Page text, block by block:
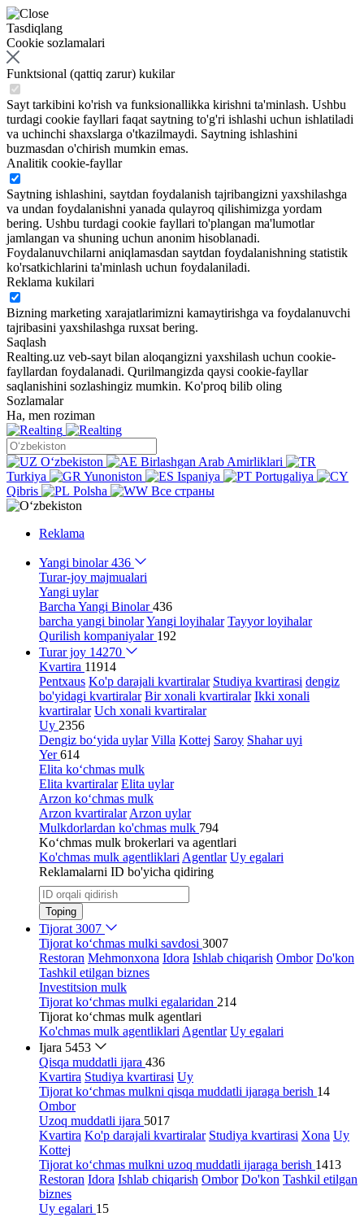
Tasdiqlang
Cookie sozlamalari
Funktsional (qattiq zarur) kukilar
Sayt tarkibini ko'rish va funksionallikka kirishni ta'minlash. Ushbu
turdagi cookie fayllari faqat saytning to'g'ri ishlashi uchun ishlatiladi
va uchinchi shaxslarga o'tkazilmaydi. Saytning ishlashini
buzmasdan o'chirish mumkin emas.
Analitik cookie-fayllar
Saytning ishlashini, saytdan foydalanish tajribangizni yaxshilashga
va undan foydalanishni yanada qulayroq qilishimizga yordam
bering. Ushbu turdagi cookie fayllari to'plangan ma'lumotlar
jamlangan va shuning uchun anonim hisoblanadi.
Foydalanuvchilarni aniqlamasdan saytdan foydalanishning statistik
ko'rsatkichlarini ta'minlash uchun foydalaniladi.
Reklama kukilari
Bizning marketing xarajatlarimizni kamaytirishga va foydalanuvchi
tajribasini yaxshilashga ruxsat bering.
Saqlash
Realting.uz veb-sayt bilan aloqangizni yaxshilash uchun cookie-
fayllardan foydalanadi. Qurilmangizda qaysi cookie-fayllar
saqlanishini sozlashingiz mumkin. Ko'proq bilib oling
Sozlamalar
Ha, men roziman
Oʻzbekiston
Birlashgan Arab Amirliklari
Turkiya
Yunoniston Ispaniya
Portugaliya
Qibris
Polsha Все страны
Reklama
Yangi binolar436
Turar-joy majmualari
Yangi uylar
Barcha Yangi Binolar436
barcha yangi binolarYangi loyihalar Tayyor loyihalar
Qurilish kompaniyalar 192
Turar joy 14270
Kvartira 11914
Pentxaus Ko'p darajali kvartiralar Studiya kvartirasi dengiz
bo'yidagi kvartiralar Bir xonali kvartiralar Ikki xonali
kvartiralar Uch xonali kvartiralar
Uy 2356
Dengiz bo‘yida uylar Villa Kottej Saroy Shahar uyi
Yer614
Elita ko‘chmas mulk
Elita kvartiralar Elita uylar
Arzon ko‘chmas mulk
Arzon kvartiralar Arzon uylar
Mulkdorlardan ko'chmas mulk 794
Ko‘chmas mulk brokerlari va agentlari
Ko'chmas mulk agentliklari Agentlar Uy egalari
Reklamalarni ID bo'yicha qidiring
Toping
Tijorat 3007
Tijorat ko‘chmas mulki savdosi 3007
Restoran Mehmonxona Idora Ishlab chiqarish Ombor Do'kon
Tashkil etilgan biznes
Investitsion mulk
Tijorat ko‘chmas mulki egalaridan 214
Tijorat ko‘chmas mulk agentlari
Ko'chmas mulk agentliklari Agentlar Uy egalari
Ijara 5453
Qisqa muddatli ijara 436
Kvartira Studiya kvartirasi Uy
Tijorat ko‘chmas mulkni qisqa muddatli ijaraga berish 14
Ombor
Uzoq muddatli ijara 5017
Kvartira Ko'p darajali kvartiralar Studiya kvartirasi Xona Uy
Kottej
Tijorat ko‘chmas mulkni uzoq muddatli ijaraga berish 1413
Restoran Idora Ishlab chiqarish Ombor Do'kon Tashkil etilgan
biznes
Uy egalari 15